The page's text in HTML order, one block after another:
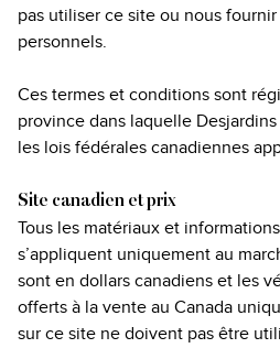
pas utiliser ce site ou nous
personnels.
Ces termes et conditions sont
province dans laquelle
les lois fédérales canadiennes
Site canadien et prix
Tous les matériaux et
s’appliquent uniquement au
sont en dollars canadiens et les
offerts à la vente au Canada
sur ce site ne doivent pas être